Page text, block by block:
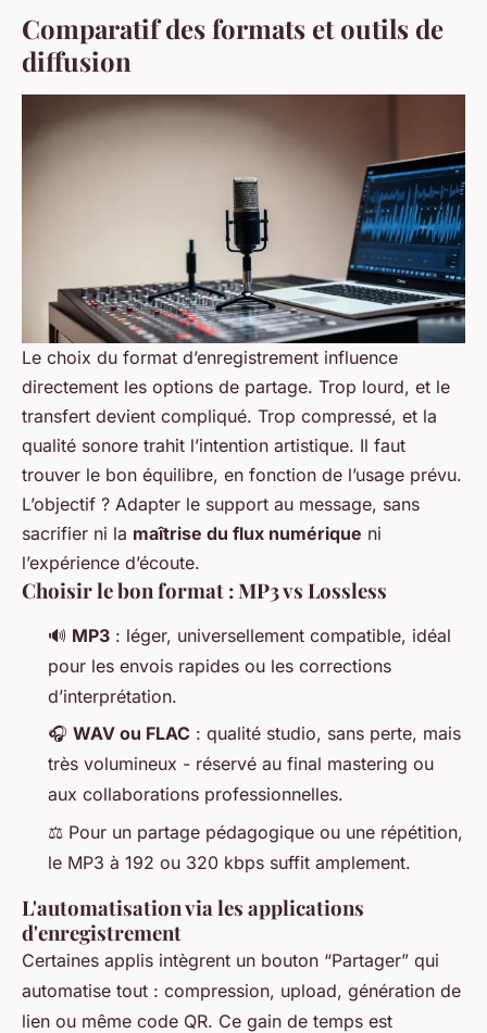
Comparatif des formats et outils de
diffusion
Le choix du format d’enregistrement influence
directement les options de partage. Trop lourd, et le
transfert devient compliqué. Trop compressé, et la
qualité sonore trahit l’intention artistique. Il faut
trouver le bon équilibre, en fonction de l’usage prévu.
L’objectif ? Adapter le support au message, sans
sacrifier ni la maîtrise du flux numérique ni
l’expérience d’écoute.
Choisir le bon format : MP3 vs Lossless
🔊 MP3 : léger, universellement compatible, idéal
pour les envois rapides ou les corrections
d’interprétation.
🎧 WAV ou FLAC : qualité studio, sans perte, mais
très volumineux - réservé au final mastering ou
aux collaborations professionnelles.
⚖️ Pour un partage pédagogique ou une répétition,
le MP3 à 192 ou 320 kbps suffit amplement.
L'automatisation via les applications
d'enregistrement
Certaines applis intègrent un bouton “Partager” qui
automatise tout : compression, upload, génération de
lien ou même code QR. Ce gain de temps est